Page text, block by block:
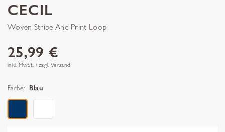
CECIL
Woven Stripe And Print Loop
25,99 €
inkl. MwSt. / zzgl. Versand
Farbe: Blau